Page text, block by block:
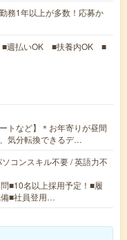
務1年以上が多数！応募か
■週払いOK ■扶養内OK ■
トなど】＊お年寄りが昼間
気分転換できるデ…
コンスキル不要 / 英語力不
■10名以上採用予定！■履
備■社員登用…